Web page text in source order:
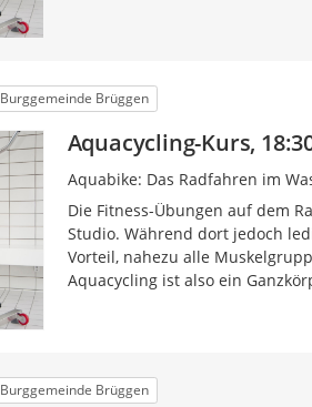
Burggemeinde Brüggen
Aquacycling-Kurs,
Aquabike: Das Radfahren im
Die Fitness-Übungen auf dem
Studio. Während dort jedoch
Vorteil, nahezu alle
Aquacycling ist also ein
Burggemeinde Brüggen